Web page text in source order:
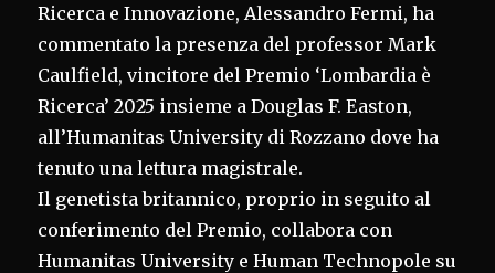
Ricerca e Innovazione, Alessandro Fermi, ha
commentato la presenza del professor Mark
Caulfield, vincitore del Premio ‘Lombardia è
Ricerca’ 2025 insieme a Douglas F. Easton,
all’Humanitas University di Rozzano dove ha
tenuto una lettura magistrale.
Il genetista britannico, proprio in seguito al
conferimento del Premio, collabora con
Humanitas University e Human Technopole su